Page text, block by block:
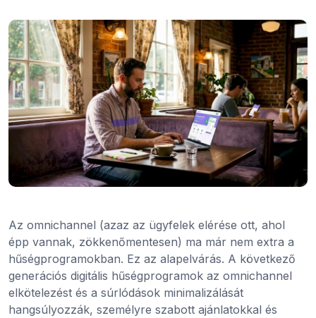
Az omnichannel (azaz az ügyfelek elérése ott, ahol
épp vannak, zökkenőmentesen) ma már nem extra a
hűségprogramokban. Ez az alapelvárás. A következő
generációs digitális hűségprogramok az omnichannel
elkötelezést és a súrlódások minimalizálását
hangsúlyozzák, személyre szabott ajánlatokkal és